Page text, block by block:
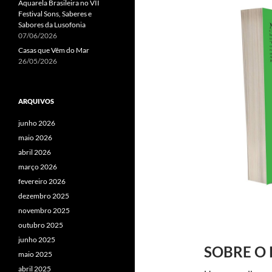
SOBRE O
Aquarela Brasileira no VII
Festival Sons, Saberes e
Sabores da Lusofonia
07/06/2026
Casas que Vêm do Mar
26/05/2026
ARQUIVOS
junho 2026
maio 2026
abril 2026
março 2026
fevereiro 2026
dezembro 2025
novembro 2025
outubro 2025
junho 2025
maio 2025
abril 2025